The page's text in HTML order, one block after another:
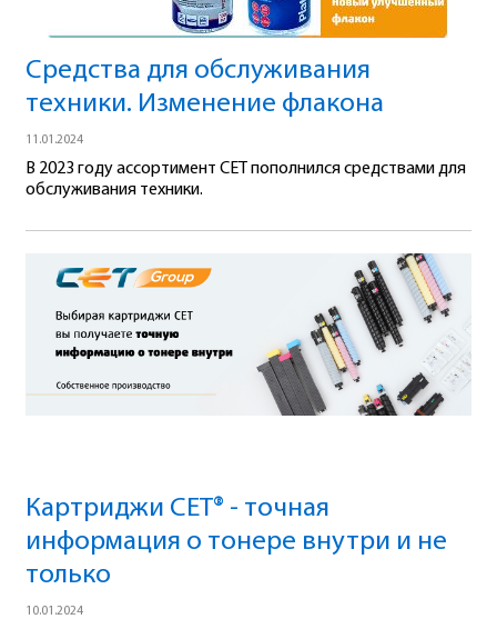
Средства для обслуживания
техники. Изменение флакона
11.01.2024
В 2023 году ассортимент CET пополнился средствами для
обслуживания техники.
Картриджи CET® - точная
информация о тонере внутри и не
только
10.01.2024